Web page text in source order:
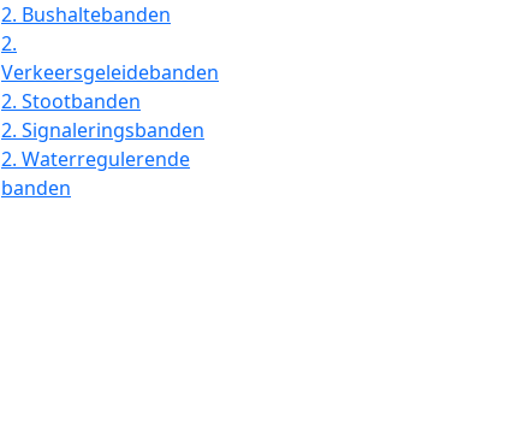
2. Bushaltebanden
2.
Verkeersgeleidebanden
2. Stootbanden
2. Signaleringsbanden
2. Waterregulerende
banden